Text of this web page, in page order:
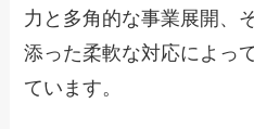
力と多角的な事業展開、
添った柔軟な対応によっ
ています。